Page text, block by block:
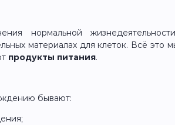
нормальной
материалах для клеток. Всё это
продукты питания.
бывают: